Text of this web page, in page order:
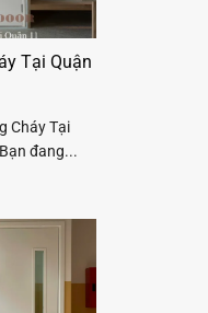
Tại Quận
Cháy Tại
đang...